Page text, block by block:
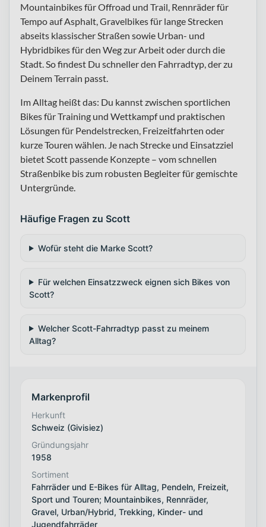
Mountainbikes für Offroad und Trail, Rennräder für
Tempo auf Asphalt, Gravelbikes für lange Strecken
abseits klassischer Straßen sowie Urban- und
Hybridbikes für den Weg zur Arbeit oder durch die
Stadt. So findest Du schneller den Fahrradtyp, der zu
Deinem Terrain passt.
Im Alltag heißt das: Du kannst zwischen sportlichen
Bikes für Training und Wettkampf und praktischen
Lösungen für Pendelstrecken, Freizeitfahrten oder
kurze Touren wählen. Je nach Strecke und Einsatzziel
bietet Scott passende Konzepte – vom schnellen
Straßenbike bis zum robusten Begleiter für gemischte
Untergründe.
Häufige Fragen zu Scott
Wofür steht die Marke Scott?
Für welchen Einsatzzweck eignen sich Bikes von
Scott?
Welcher Scott-Fahrradtyp passt zu meinem
Alltag?
Markenprofil
Herkunft
Schweiz (Givisiez)
Gründungsjahr
1958
Sortiment
Fahrräder und E-Bikes für Alltag, Pendeln, Freizeit,
Sport und Touren; Mountainbikes, Rennräder,
Gravel, Urban/Hybrid, Trekking, Kinder- und
Jugendfahrräder